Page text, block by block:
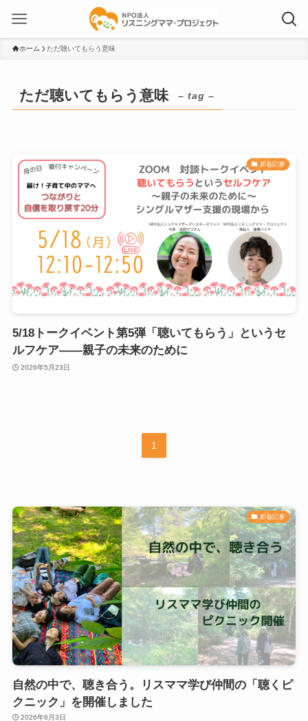
ホーム ただ聴いてもらう意味
ただ聴いてもらう意味 – tag –
新着記事
5/18トークイベント第5弾「聴いてもらう」というセ
ルフケア——親子の未来のために
2026年5月23日
1
新着記事
自然の中で、聴き合う。リスママ学び仲間の「聴くピ
クニック」を開催しました
2026年6月3日